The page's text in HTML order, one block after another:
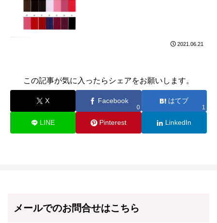
2021.06.21
この記事が気に入ったらシェアをお願いします。
X Facebook
0
はてブ
1
LINE Pinterest LinkedIn
メールでのお問合せはこちら